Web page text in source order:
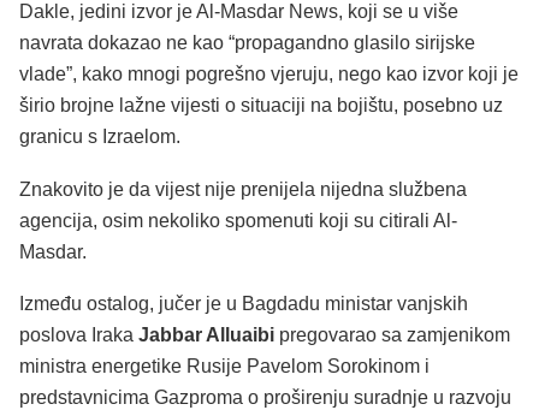
Dakle, jedini izvor je Al-Masdar News, koji se u više
navrata dokazao ne kao “propagandno glasilo sirijske
vlade”, kako mnogi pogrešno vjeruju, nego kao izvor koji je
širio brojne lažne vijesti o situaciji na bojištu, posebno uz
granicu s Izraelom.
Znakovito je da vijest nije prenijela nijedna službena
agencija, osim nekoliko spomenuti koji su citirali Al-
Masdar.
Između ostalog, jučer je u Bagdadu ministar vanjskih
poslova Iraka Jabbar Alluaibi pregovarao sa zamjenikom
ministra energetike Rusije Pavelom Sorokinom i
predstavnicima Gazproma o proširenju suradnje u razvoju